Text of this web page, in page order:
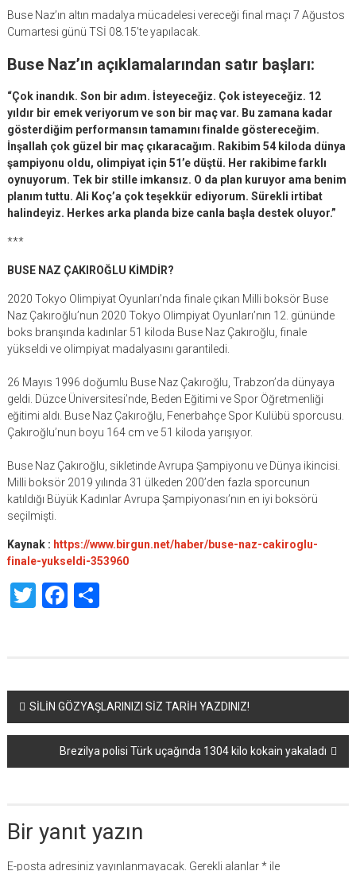
Buse Naz’ın altın madalya mücadelesi vereceği final maçı 7 Ağustos
Cumartesi günü TSİ 08.15’te yapılacak.
Buse Naz’ın açıklamalarından satır başları:
“Çok inandık. Son bir adım. İsteyeceğiz. Çok isteyeceğiz. 12
yıldır bir emek veriyorum ve son bir maç var. Bu zamana kadar
gösterdiğim performansın tamamını finalde göstereceğim.
İnşallah çok güzel bir maç çıkaracağım. Rakibim 54 kiloda dünya
şampiyonu oldu, olimpiyat için 51’e düştü. Her rakibime farklı
oynuyorum. Tek bir stille imkansız. O da plan kuruyor ama benim
planım tuttu. Ali Koç’a çok teşekkür ediyorum. Sürekli irtibat
halindeyiz. Herkes arka planda bize canla başla destek oluyor.”
***
BUSE NAZ ÇAKIROĞLU KİMDİR?
2020 Tokyo Olimpiyat Oyunları’nda finale çıkan Milli boksör Buse
Naz Çakıroğlu’nun 2020 Tokyo Olimpiyat Oyunları’nın 12. gününde
boks branşında kadınlar 51 kiloda Buse Naz Çakıroğlu, finale
yükseldi ve olimpiyat madalyasını garantiledi.
26 Mayıs 1996 doğumlu Buse Naz Çakıroğlu, Trabzon’da dünyaya
geldi. Düzce Üniversitesi’nde, Beden Eğitimi ve Spor Öğretmenliği
eğitimi aldı. Buse Naz Çakıroğlu, Fenerbahçe Spor Kulübü sporcusu.
Çakıroğlu’nun boyu 164 cm ve 51 kiloda yarışıyor.
Buse Naz Çakıroğlu, sikletinde Avrupa Şampiyonu ve Dünya ikincisi.
Milli boksör 2019 yılında 31 ülkeden 200’den fazla sporcunun
katıldığı Büyük Kadınlar Avrupa Şampiyonası’nın en iyi boksörü
seçilmişti.
Kaynak : https://www.birgun.net/haber/buse-naz-cakiroglu-
finale-yukseldi-353960
TwitterFacebook
Share
Yazı
dolaşımı
SİLİN GÖZYAŞLARINIZI SİZ TARİH YAZDINIZ!
Brezilya polisi Türk uçağında 1304 kilo kokain yakaladı
Bir yanıt yazın
E-posta adresiniz yayınlanmayacak. Gerekli alanlar*ile